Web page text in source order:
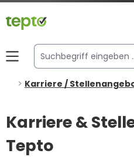
Karriere /
Karriere &
Tepto